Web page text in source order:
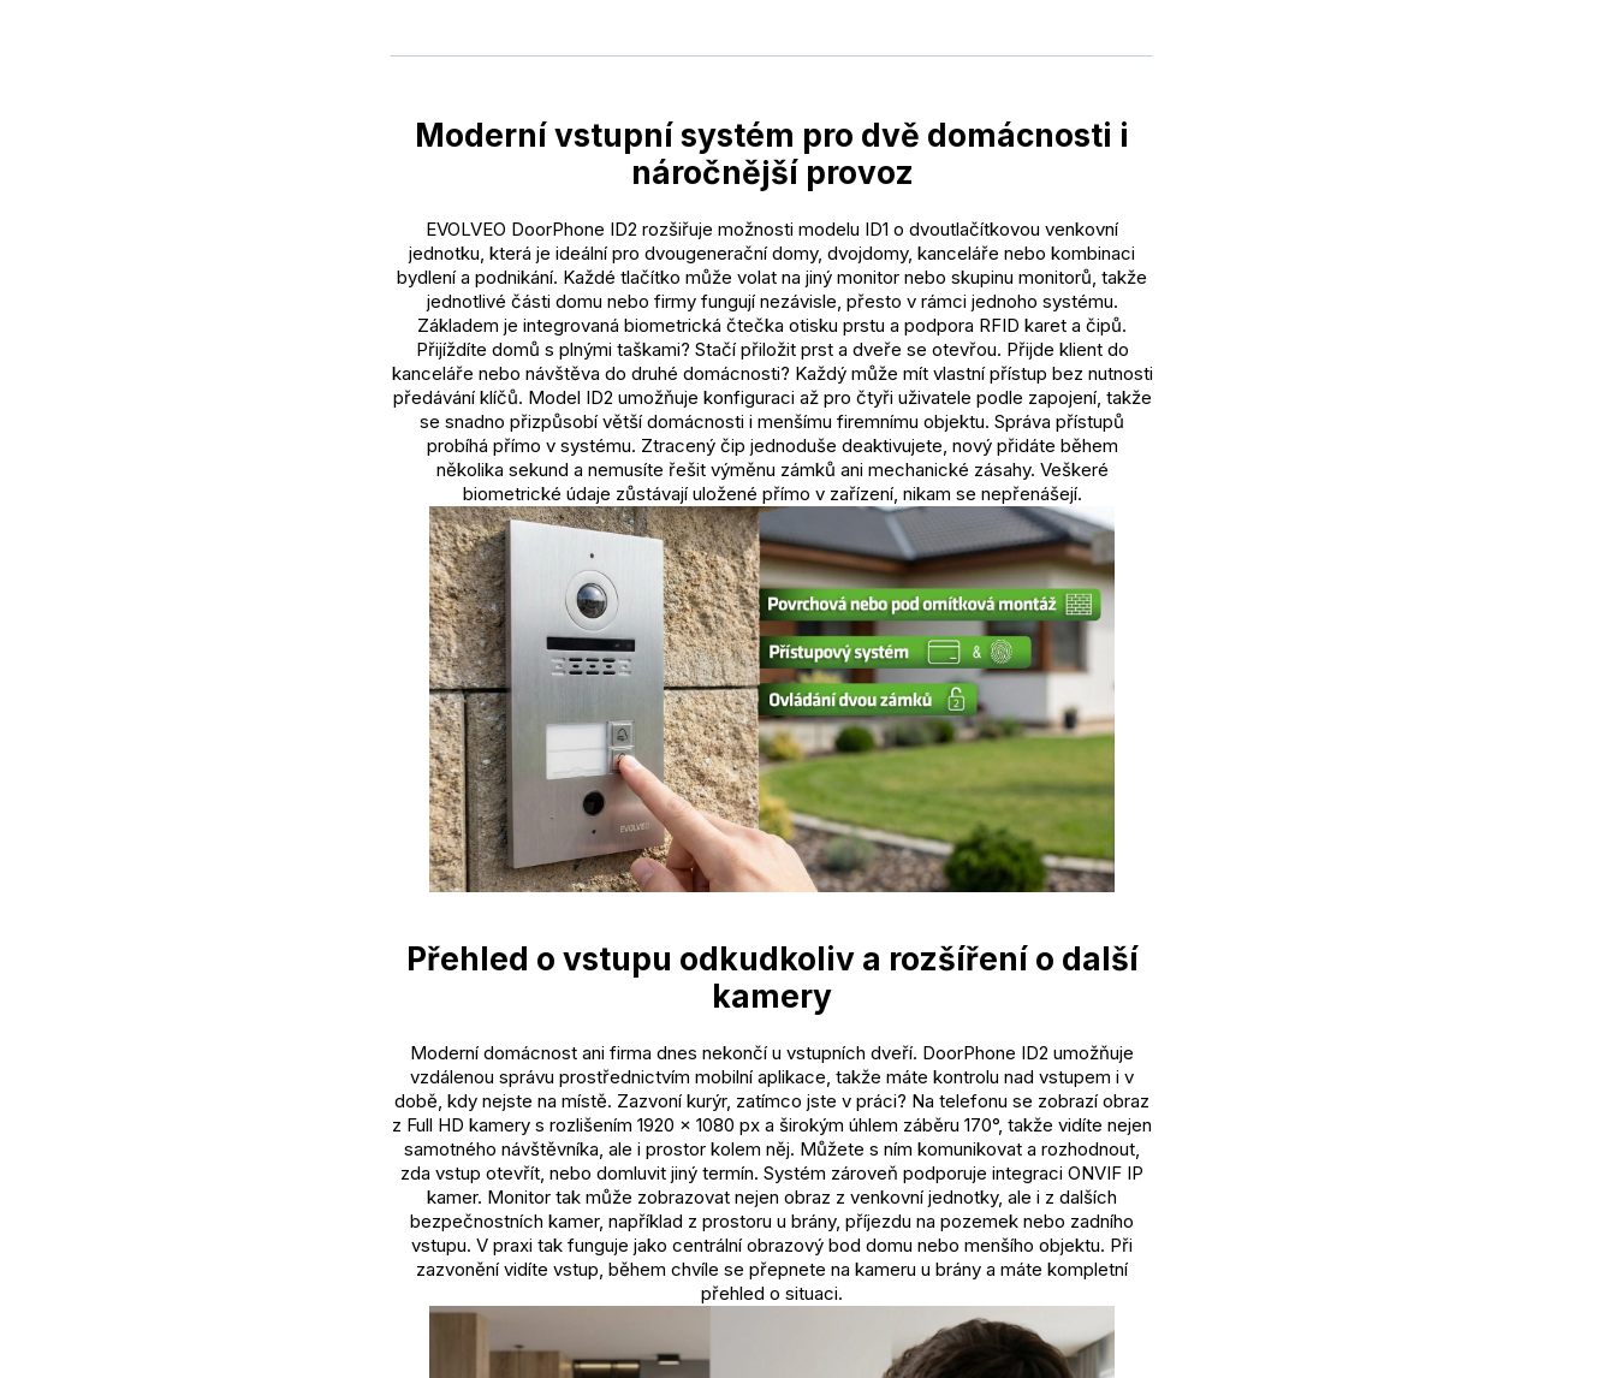
Moderní vstupní systém pro dvě domácnosti i
náročnější provoz
EVOLVEO DoorPhone ID2 rozšiřuje možnosti modelu ID1 o dvoutlačítkovou venkovní
jednotku, která je ideální pro dvougenerační domy, dvojdomy, kanceláře nebo kombinaci
bydlení a podnikání. Každé tlačítko může volat na jiný monitor nebo skupinu monitorů, takže
jednotlivé části domu nebo firmy fungují nezávisle, přesto v rámci jednoho systému.
Základem je integrovaná biometrická čtečka otisku prstu a podpora RFID karet a čipů.
Přijíždíte domů s plnými taškami? Stačí přiložit prst a dveře se otevřou. Přijde klient do
kanceláře nebo návštěva do druhé domácnosti? Každý může mít vlastní přístup bez nutnosti
předávání klíčů. Model ID2 umožňuje konfiguraci až pro čtyři uživatele podle zapojení, takže
se snadno přizpůsobí větší domácnosti i menšímu firemnímu objektu. Správa přístupů
probíhá přímo v systému. Ztracený čip jednoduše deaktivujete, nový přidáte během
několika sekund a nemusíte řešit výměnu zámků ani mechanické zásahy. Veškeré
biometrické údaje zůstávají uložené přímo v zařízení, nikam se nepřenášejí.
Přehled o vstupu odkudkoliv a rozšíření o další
kamery
Moderní domácnost ani firma dnes nekončí u vstupních dveří. DoorPhone ID2 umožňuje
vzdálenou správu prostřednictvím mobilní aplikace, takže máte kontrolu nad vstupem i v
době, kdy nejste na místě. Zazvoní kurýr, zatímco jste v práci? Na telefonu se zobrazí obraz
z Full HD kamery s rozlišením 1920 × 1080 px a širokým úhlem záběru 170°, takže vidíte nejen
samotného návštěvníka, ale i prostor kolem něj. Můžete s ním komunikovat a rozhodnout,
zda vstup otevřít, nebo domluvit jiný termín. Systém zároveň podporuje integraci ONVIF IP
kamer. Monitor tak může zobrazovat nejen obraz z venkovní jednotky, ale i z dalších
bezpečnostních kamer, například z prostoru u brány, příjezdu na pozemek nebo zadního
vstupu. V praxi tak funguje jako centrální obrazový bod domu nebo menšího objektu. Při
zazvonění vidíte vstup, během chvíle se přepnete na kameru u brány a máte kompletní
přehled o situaci.